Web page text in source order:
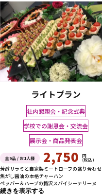
ライトプラン
社内懇親会・記念式典
学校での謝恩会・交流会
展示会・商品発表会
全9品 / お1人様 2,750 円
(税込)
芳醇サラミと自家製ミートローフの盛り合わせ
焦がし醤油の本格チャーハン
ペッパー＆ハーブの贅沢スパイシーテリーヌ
続きを表示する